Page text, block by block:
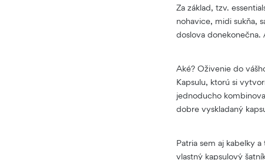
Za základ, tzv.
nohavice, midi sukňa,
doslova donekonečna.
Aké? Oživenie do
Kapsulu, ktorú si
jednoducho
dobre vyskladaný
Patria sem aj kabelky
vlastný kapsulový